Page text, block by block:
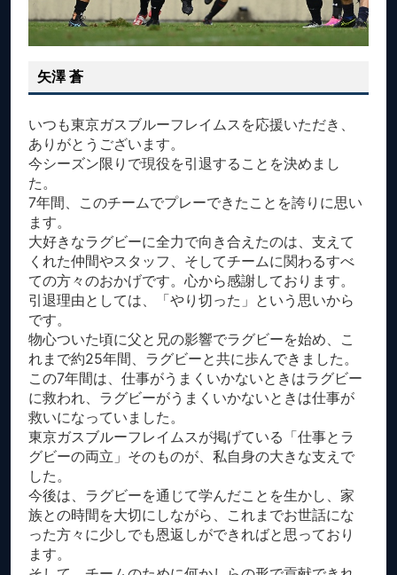
矢澤 蒼
いつも東京ガスブルーフレイムスを応援いただき、
ありがとうございます。
今シーズン限りで現役を引退することを決めまし
た。
7年間、このチームでプレーできたことを誇りに思い
ます。
大好きなラグビーに全力で向き合えたのは、支えて
くれた仲間やスタッフ、そしてチームに関わるすべ
ての方々のおかげです。心から感謝しております。
引退理由としては、「やり切った」という思いから
です。
物心ついた頃に父と兄の影響でラグビーを始め、こ
れまで約25年間、ラグビーと共に歩んできました。
この7年間は、仕事がうまくいかないときはラグビー
に救われ、ラグビーがうまくいかないときは仕事が
救いになっていました。
東京ガスブルーフレイムスが掲げている「仕事とラ
グビーの両立」そのものが、私自身の大きな支えで
した。
今後は、ラグビーを通じて学んだことを生かし、家
族との時間を大切にしながら、これまでお世話にな
った方々に少しでも恩返しができればと思っており
ます。